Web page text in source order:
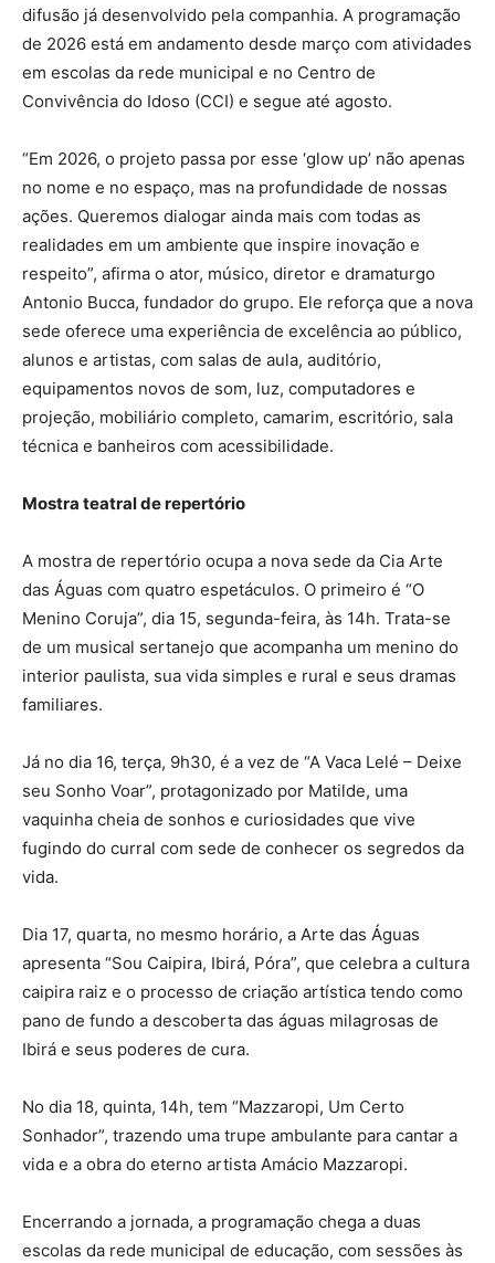
difusão já desenvolvido pela companhia. A programação
de 2026 está em andamento desde março com atividades
em escolas da rede municipal e no Centro de
Convivência do Idoso (CCI) e segue até agosto.
“Em 2026, o projeto passa por esse ‘glow up’ não apenas
no nome e no espaço, mas na profundidade de nossas
ações. Queremos dialogar ainda mais com todas as
realidades em um ambiente que inspire inovação e
respeito”, afirma o ator, músico, diretor e dramaturgo
Antonio Bucca, fundador do grupo. Ele reforça que a nova
sede oferece uma experiência de excelência ao público,
alunos e artistas, com salas de aula, auditório,
equipamentos novos de som, luz, computadores e
projeção, mobiliário completo, camarim, escritório, sala
técnica e banheiros com acessibilidade.
Mostra teatral de repertório
A mostra de repertório ocupa a nova sede da Cia Arte
das Águas com quatro espetáculos. O primeiro é “O
Menino Coruja”, dia 15, segunda-feira, às 14h. Trata-se
de um musical sertanejo que acompanha um menino do
interior paulista, sua vida simples e rural e seus dramas
familiares.
Já no dia 16, terça, 9h30, é a vez de “A Vaca Lelé – Deixe
seu Sonho Voar”, protagonizado por Matilde, uma
vaquinha cheia de sonhos e curiosidades que vive
fugindo do curral com sede de conhecer os segredos da
vida.
Dia 17, quarta, no mesmo horário, a Arte das Águas
apresenta “Sou Caipira, Ibirá, Póra”, que celebra a cultura
caipira raiz e o processo de criação artística tendo como
pano de fundo a descoberta das águas milagrosas de
Ibirá e seus poderes de cura.
No dia 18, quinta, 14h, tem “Mazzaropi, Um Certo
Sonhador”, trazendo uma trupe ambulante para cantar a
vida e a obra do eterno artista Amácio Mazzaropi.
Encerrando a jornada, a programação chega a duas
escolas da rede municipal de educação, com sessões às